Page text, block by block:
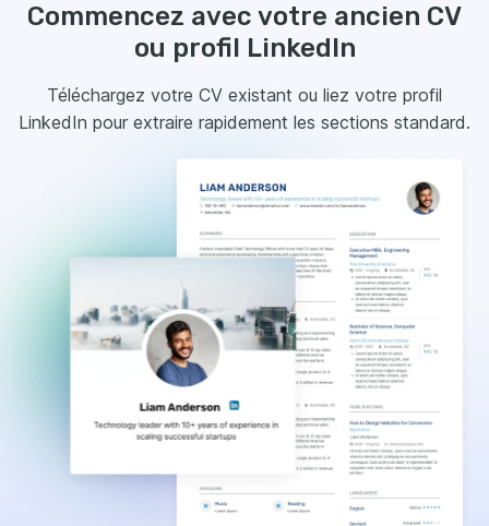
Commencez avec votre ancien CV
ou profil LinkedIn
Téléchargez votre CV existant ou liez votre profil
LinkedIn pour extraire rapidement les sections standard.